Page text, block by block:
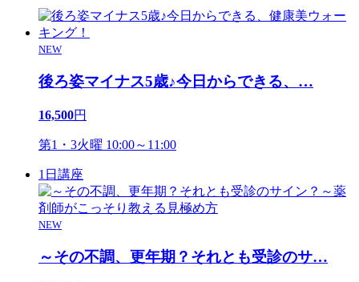
NEW
後ろ姿マイナス5歳♪今日からできる、 …
16,500円
第1・3火曜 10:00～11:00
1日講座
NEW
～その不調、更年期？それとも受診のサ…